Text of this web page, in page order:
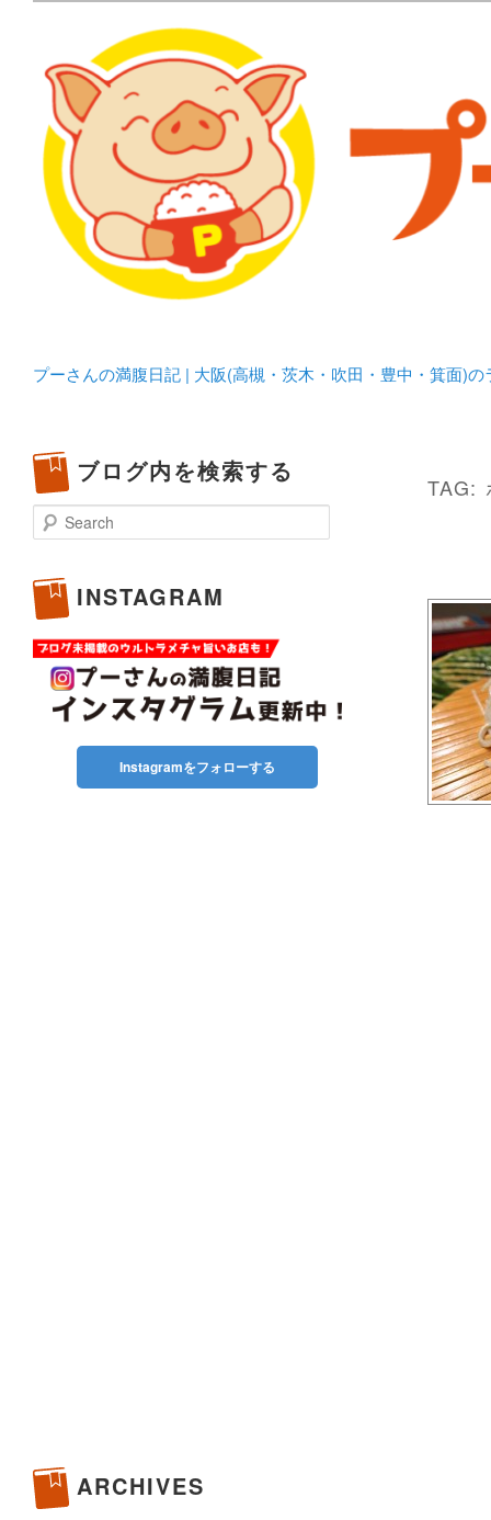
プーさんの満腹日記 |
豊中・箕面)のランチ＆
化してます。
プーさんの満腹日記 | 大阪(高槻・茨木・吹田・豊中・箕面)
TAG:
ブログ内を検索する
Search
INSTAGRAM
Instagramをフォローする
ARCHIVES